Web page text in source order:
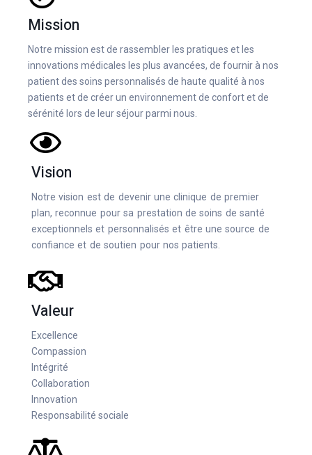
Mission
Notre mission est de rassembler les pratiques et les
innovations médicales les plus avancées, de fournir à nos
patient des soins personnalisés de haute qualité à nos
patients et de créer un environnement de confort et de
sérénité lors de leur séjour parmi nous.
Vision
Notre vision est de devenir une clinique de premier
plan, reconnue pour sa prestation de soins de santé
exceptionnels et personnalisés et être une source de
confiance et de soutien pour nos patients.
Valeur
Excellence
Compassion
Intégrité
Collaboration
Innovation
Responsabilité sociale